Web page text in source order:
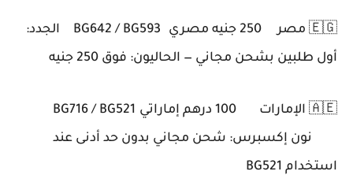
🇪🇬 مصر 250 جنيه مصري BG642 / BG593
الجدد:
أول طلبين بشحن مجاني — الحاليون: فوق 250 جنيه
🇦🇪 الإمارات 100 درهم إماراتي
BG716 / BG521
نون إكسبرس: شحن مجاني بدون حد أدنى عند
استخدام BG521